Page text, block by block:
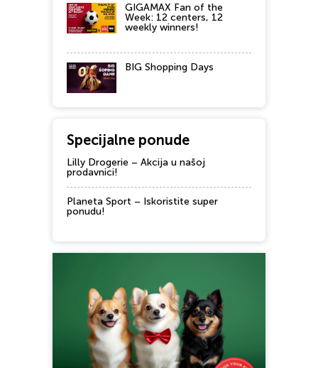
GIGAMAX Fan of the
Week: 12 centers, 12
weekly winners!
BIG Shopping Days
Specijalne ponude
Lilly Drogerie – Akcija u našoj
prodavnici!
Planeta Sport – Iskoristite super
ponudu!